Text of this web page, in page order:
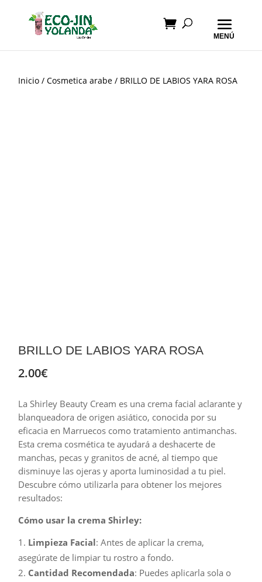
Inicio /Cosmetica arabe / BRILLO DE LABIOS YARA ROSA
BRILLO DE LABIOS YARA ROSA
2.00€
La Shirley Beauty Cream es una crema facial aclarante y
blanqueadora de origen asiático, conocida por su
eficacia en Marruecos como tratamiento antimanchas.
Esta crema cosmética te ayudará a deshacerte de
manchas, pecas y granitos de acné, al tiempo que
disminuye las ojeras y aporta luminosidad a tu piel.
Descubre cómo utilizarla para obtener los mejores
resultados:
Cómo usar la crema Shirley:
Limpieza Facial : Antes de aplicar la crema,
asegúrate de limpiar tu rostro a fondo.
Cantidad Recomendada: Puedes aplicarla sola o